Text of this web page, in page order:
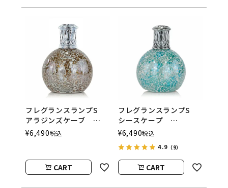
フレグランスランプS
アラジンズケーブ
ASHLEIGH&BURWOOD
（アシュレイアンドバー
¥6,490税込
CART
フレグランスランプS
シースケープ
ASHLEIGH&BURWOOD
（アシュレイアンドバー
ウッド）
¥6,490税込
4.9（9）
CART